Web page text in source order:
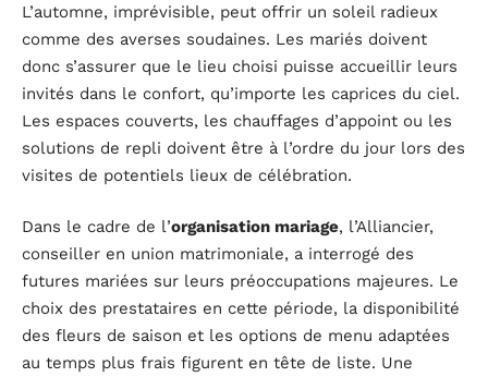
L’automne, imprévisible, peut offrir un soleil radieux
comme des averses soudaines. Les mariés doivent
donc s’assurer que le lieu choisi puisse accueillir leurs
invités dans le confort, qu’importe les caprices du ciel.
Les espaces couverts, les chauffages d’appoint ou les
solutions de repli doivent être à l’ordre du jour lors des
visites de potentiels lieux de célébration.
Dans le cadre de l’organisation mariage, l’Alliancier,
conseiller en union matrimoniale, a interrogé des
futures mariées sur leurs préoccupations majeures. Le
choix des prestataires en cette période, la disponibilité
des fleurs de saison et les options de menu adaptées
au temps plus frais figurent en tête de liste. Une